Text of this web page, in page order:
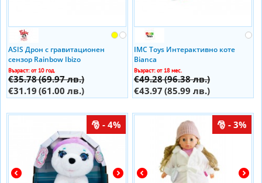
ASIS Дрон с гравитационен
сензор Rainbow Ibizo
Възраст: от 10 год.
€35.78(69.97 лв.)
€31.19 (61.00 лв.)
IMC Toys Интерактивно коте
Bianca
Възраст: от 18 мес.
€49.28(96.38 лв.)
€43.97 (85.99 лв.)
- 4% - 3%